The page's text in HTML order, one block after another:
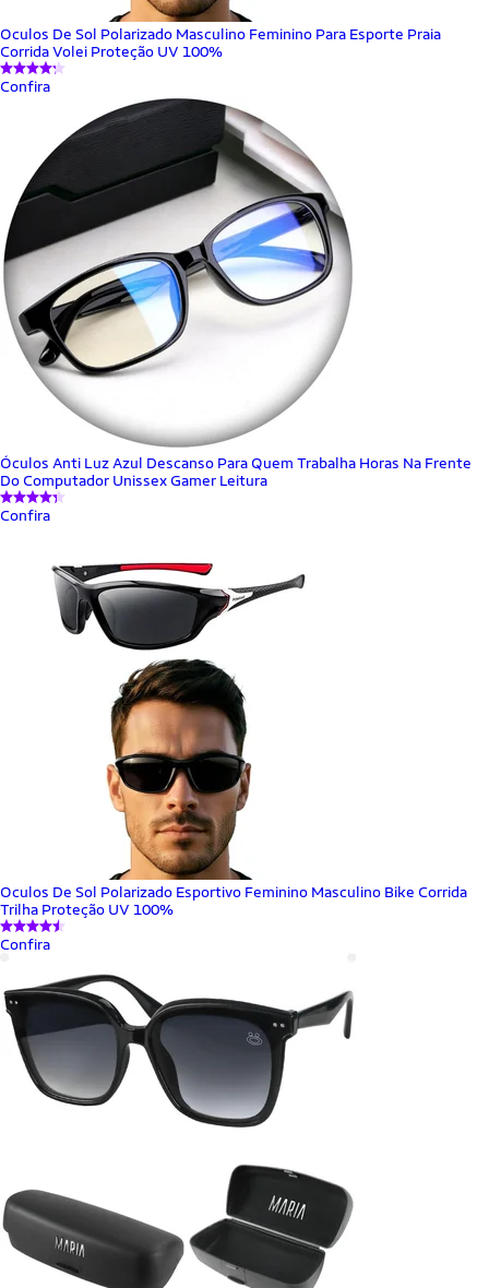
Oculos De Sol Polarizado Masculino Feminino Para Esporte Praia
Corrida Volei Proteção UV 100%
Confira
Óculos Anti Luz Azul Descanso Para Quem Trabalha Horas Na Frente
Do Computador Unissex Gamer Leitura
Confira
Oculos De Sol Polarizado Esportivo Feminino Masculino Bike Corrida
Trilha Proteção UV 100%
Confira